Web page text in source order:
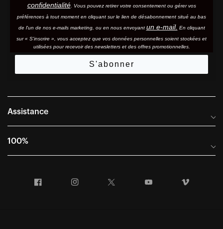
confidentialité. Vous pouvez retirer votre consentement ou gérer vos
préférences à tout moment en cliquant sur le lien de désabonnement situé au bas
de l'un de nos e-mails marketing, ou en nous envoyant un e-mail. En cliquant
sur « S'inscrire », vous acceptez que vos données personnelles soient stockées et
utilisées pour recevoir des newsletters et des offres promotionnelles.
S'abonner
Assistance
Foire aux questions
Conditions générales de vente
100%
Informations sur l'entreprise
Facebook Instagram YouTube